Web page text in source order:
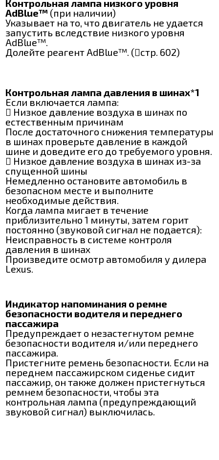
Контрольная лампа низкого уровня
AdBlue™ (при наличии)
Указывает на то, что двигатель не удается
запустить вследствие низкого уровня
AdBlue™.
Долейте реагент AdBlue™. (стр. 602)
Контрольная лампа давления в шинах*1
Если включается лампа:
 Низкое давление воздуха в шинах по
естественным причинам
После достаточного снижения температуры
в шинах проверьте давление в каждой
шине и доведите его до требуемого уровня.
 Низкое давление воздуха в шинах из-за
спущенной шины
Немедленно остановите автомобиль в
безопасном месте и выполните
необходимые действия.
Когда лампа мигает в течение
приблизительно 1 минуты, затем горит
постоянно (звуковой сигнал не подается):
Неисправность в системе контроля
давления в шинах
Произведите осмотр автомобиля у дилера
Lexus.
Индикатор напоминания о ремне
безопасности водителя и переднего
пассажира
Предупреждает о незастегнутом ремне
безопасности водителя и/или переднего
пассажира.
Пристегните ремень безопасности. Если на
переднем пассажирском сиденье сидит
пассажир, он также должен пристегнуться
ремнем безопасности, чтобы эта
контрольная лампа (предупреждающий
звуковой сигнал) выключилась.